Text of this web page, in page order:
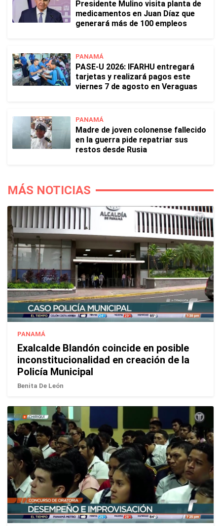
Presidente Mulino visita planta de
medicamentos en Juan Díaz que
generará más de 100 empleos
PANAMÁ
PASE-U 2026: IFARHU entregará
tarjetas y realizará pagos este
viernes 7 de agosto en Veraguas
PANAMÁ
Madre de joven colonense fallecido
en la guerra pide repatriar sus
restos desde Rusia
MÁS NOTICIAS
PANAMÁ
Exalcalde Blandón coincide en posible
inconstitucionalidad en creación de la
Policía Municipal
Benita De León